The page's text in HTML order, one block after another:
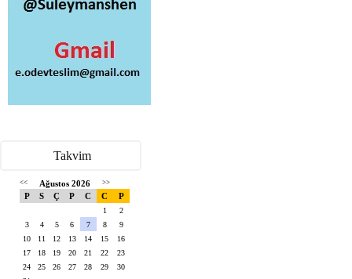
Takvim
<< Ağustos 2026 >>
P S Ç P C C P
1
2
3
4 5 6 7 8
9
10
11 12 13 14 15
16
17
18 19 20 21 22
23
24
25 26 27 28 29
30